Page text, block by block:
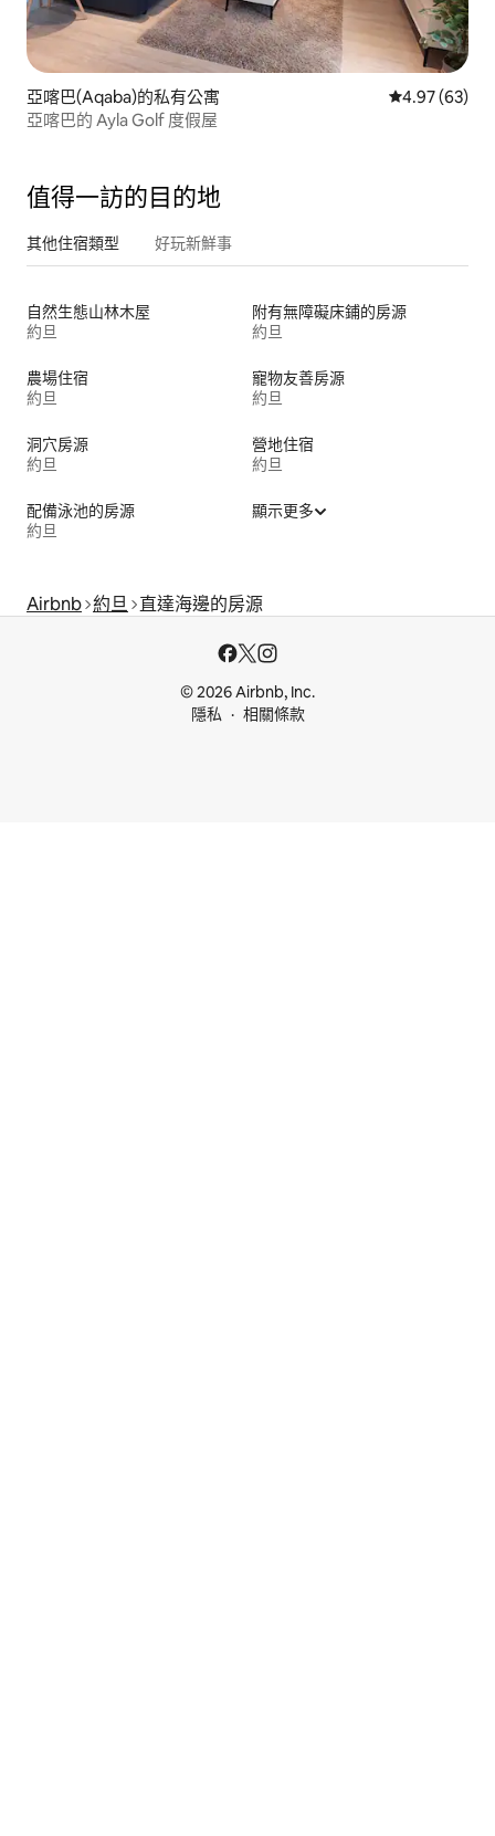
亞喀巴(Aqaba)的私有公寓 從 63 則評價
4.97 (63)
亞喀巴的 Ayla Golf 度假屋
值得一訪的目的地
其他住宿類型 好玩新鮮事
自然生態山林木屋
約旦
附有無障礙床鋪的房源
約旦
農場住宿
約旦
寵物友善房源
約旦
洞穴房源
約旦
營地住宿
約旦
配備泳池的房源
約旦
顯示更多
Airbnb 約旦 直達海邊的房源
© 2026 Airbnb, Inc.
隱私
相關條款